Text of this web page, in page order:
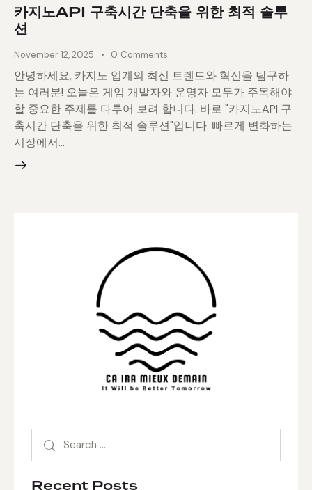
카지노API 구축시간 단축을 위한 최적 솔루
션
November 12, 2025 0 Comments
안녕하세요, 카지노 업계의 최신 트렌드와 혁신을 탐구하
는 여러분! 오늘은 게임 개발자와 운영자 모두가 주목해야
할 중요한 주제를 다루어 보려 합니다. 바로 "카지노API 구
축시간 단축을 위한 최적 솔루션"입니다. 빠르게 변화하는
시장에서…
for:
Recent Posts